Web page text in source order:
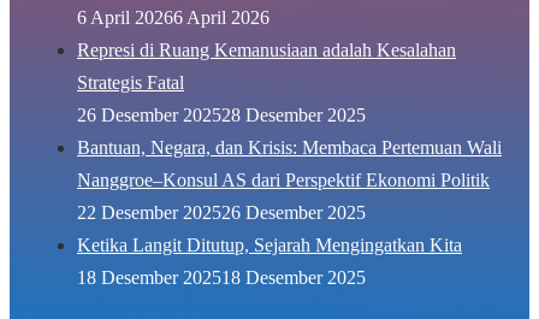
6 April 20266 April 2026
Represi di Ruang Kemanusiaan adalah Kesalahan
Strategis Fatal
26 Desember 202528 Desember 2025
Bantuan, Negara, dan Krisis: Membaca Pertemuan Wali
Nanggroe–Konsul AS dari Perspektif Ekonomi Politik
22 Desember 202526 Desember 2025
Ketika Langit Ditutup, Sejarah Mengingatkan Kita
18 Desember 202518 Desember 2025